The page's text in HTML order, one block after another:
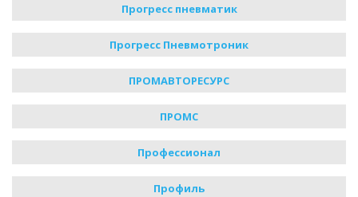
Прогресс пневматик
Прогресс Пневмотроник
ПРОМАВТОРЕСУРС
ПРОМС
Профессионал
Профиль